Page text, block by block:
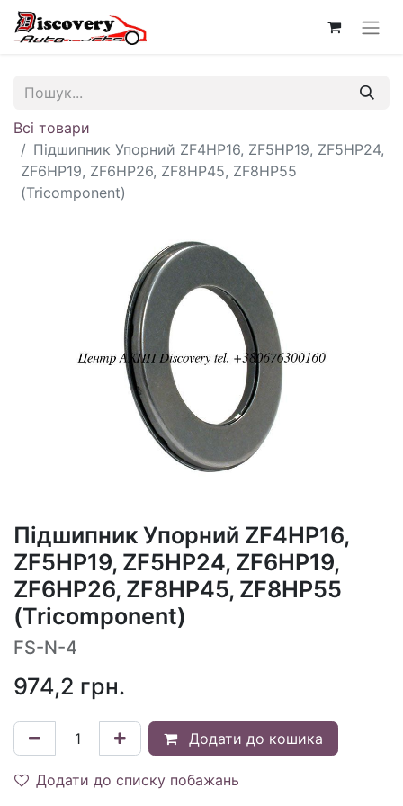
Всі товари
Підшипник Упорний ZF4HP16, ZF5HP19, ZF5HP24,
ZF6HP19, ZF6HP26, ZF8HP45, ZF8HP55
(Tricomponent)
Підшипник Упорний ZF4HP16,
ZF5HP19, ZF5HP24, ZF6HP19,
ZF6HP26, ZF8HP45, ZF8HP55
(Tricomponent)
FS-N-4
974,2 грн.
Додати до кошика
Додати до списку побажань